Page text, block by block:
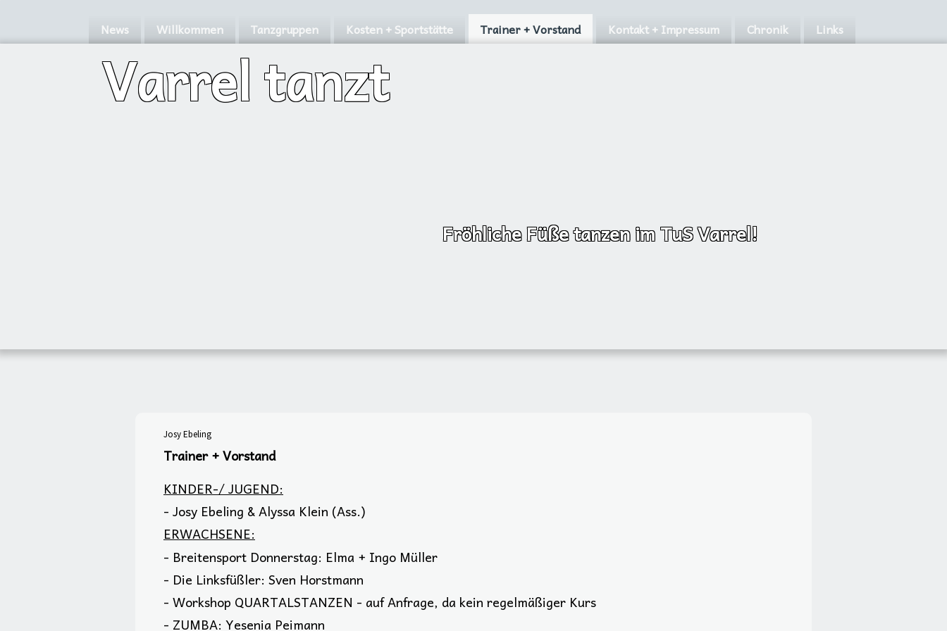
News Willkommen Tanzgruppen Kosten + Sportstätte Trainer + Vorstand Kontakt + Impressum Chronik Links
Varrel tanzt
Fröhliche Füße tanzen im TuS Varrel!
Josy Ebeling
Trainer + Vorstand
KINDER-/ JUGEND:
- Josy Ebeling & Alyssa Klein (Ass.)
ERWACHSENE:
- Breitensport Donnerstag: Elma + Ingo Müller
- Die Linksfüßler: Sven Horstmann
- Workshop QUARTALSTANZEN - auf Anfrage, da kein regelmäßiger Kurs
- ZUMBA: Yesenia Peimann